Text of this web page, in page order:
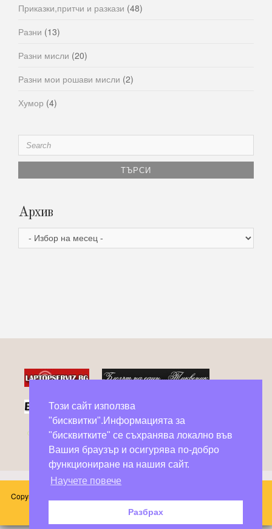
Приказки,притчи и разкази (48)
Разни (13)
Разни мисли (20)
Разни мои рошави мисли (2)
Хумор (4)
Search
for:
Архив
Архив
Фейсбук групи в помощ на бездомни животни
Copyright © 2026 Блог Слънчоглед. Всички произведения, публикувани в
този сайт принадлежат на техните автори.
Този сайт използва
"бисквитки".Информацията за
"бисквитките" се съхранява локално във
Вашия браузър и осигурява по-добро
функциониране на нашия сайт.
Научете повече
Разбрах